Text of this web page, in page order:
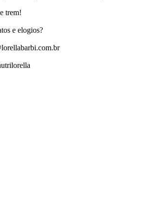
trem!
e elogios?